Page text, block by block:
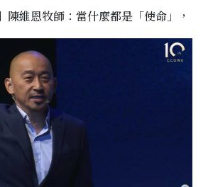
陳維恩牧師：當什麼都是「使命」，